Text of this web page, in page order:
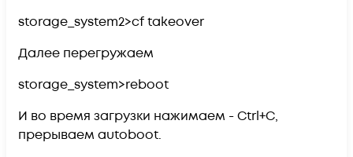
storage_system2>cf takeover
Далее перегружаем
storage_system>reboot
И во время загрузки нажимаем - Ctrl+C,
прерываем autoboot.